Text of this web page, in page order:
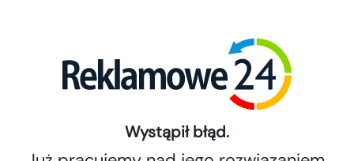
Wystąpił błąd.